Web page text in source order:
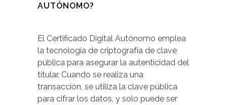
AUTÓNOMO?
El Certificado Digital Autónomo emplea
la tecnología de criptografía de clave
pública para asegurar la autenticidad del
titular. Cuando se realiza una
transacción, se utiliza la clave pública
para cifrar los datos, y solo puede ser